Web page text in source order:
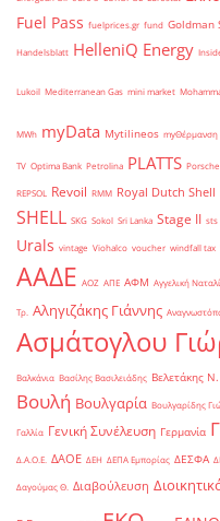
Fuel Pass fuelprices.gr fund Goldman
Handelsblatt HelleniQ Energy
Lukoil Mediterranean Gas mini market
MWh myData Mytilineos myΘέρμανση
TV Optima Bank Petrolina PLATTS Porsche
REPSOL Revoil RMM Royal Dutch Shell
SHELL SKG Sokol Sri Lanka Stage II sts
Urals vintage Viohalco voucher windfall tax
ΑΑΔΕ ΑΟΖ ΑΠΕ ΑΦΜ Αγγελική
Τρ. Αληγιζάκης Γιάννης
Ασμάτογλου
Βαλκάνια Βασίλης Βασιλειάδης Βελετάκης Ν.
Βουλή Βουλγαρία Βουλγαρίδης
Γαλλία Γενική Συνέλευση Γερμανία
Δ.Α.Ο.Ε. ΔΑΟΕ ΔΕΗ ΔΕΠΑ Εμπορίας ΔΕΣΦΑ
Δαγούμας Θ. Διαβούλευση